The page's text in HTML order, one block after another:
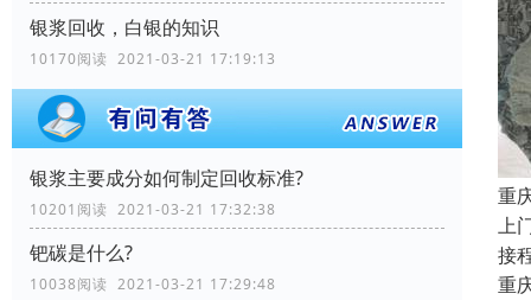
银浆回收，白银的知识
10170阅读 2021-03-21 17:19:13
银浆主要成分如何制定回收标准?
10201阅读 2021-03-21 17:32:38
钯碳是什么?
10038阅读 2021-03-21 17:29:48
重
上
接
重